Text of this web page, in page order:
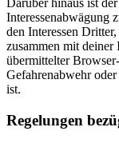
Darüber hinaus ist
Interessenabwägung
den Interessen
zusammen mit
übermittelter
Gefahrenabwehr
ist.
Regelungen